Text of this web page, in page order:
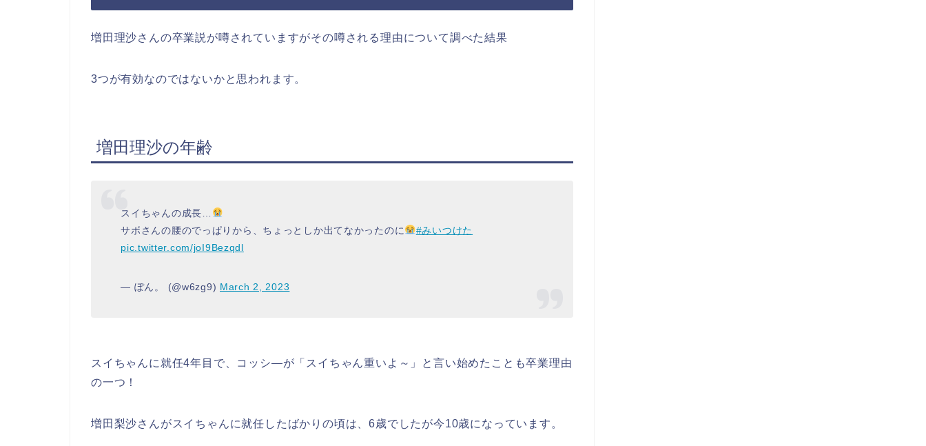
増田理沙さんの卒業説が噂されていますがその噂される理由について調べた結果
3つが有効なのではないかと思われます。
増田理沙の年齢
スイちゃんの成長…
サボさんの腰のでっぱりから、ちょっとしか出てなかったのに
#みいつけた
pic.twitter.com/joI9Bezqdl
— ぽん。 (@w6zg9) March 2, 2023
スイちゃんに就任4年目で、コッシ―が「スイちゃん重いよ～」と言い始めたことも卒業理由
の一つ！
増田梨沙さんがスイちゃんに就任したばかりの頃は、6歳でしたが今10歳になっています。